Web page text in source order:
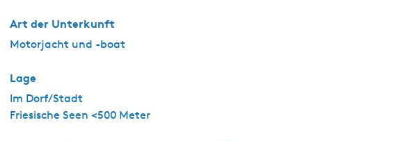
n
n
m
Art der Unterkunft
Motorjacht und -boat
Lage
Im Dorf/Stadt
Friesische Seen <500 Meter